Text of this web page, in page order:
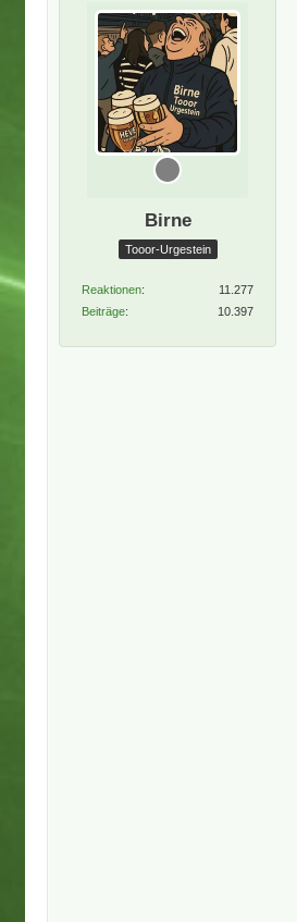
Birne
Tooor-Urgestein
Reaktionen
11.277
Beiträge
10.397